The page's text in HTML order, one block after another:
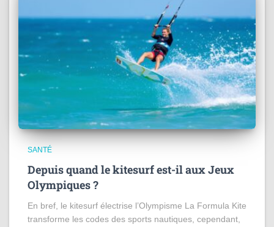
SANTÉ
Depuis quand le kitesurf est-il aux Jeux
Olympiques ?
En bref, le kitesurf électrise l’Olympisme La Formula Kite
transforme les codes des sports nautiques, cependant,